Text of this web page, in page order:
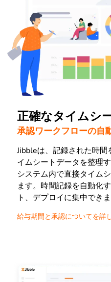
正確なタイムシ
承認ワークフローの自
Jibbleは、記録された時
イムシートデータを整理
システム内で直接タイム
ます。時間記録を自動化
ト、デプロイに集中できま
給与期間と承認についてを詳